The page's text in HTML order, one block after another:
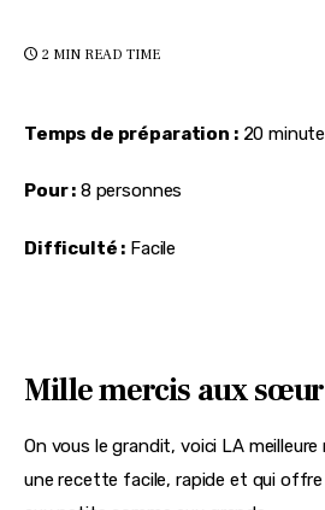
2 MIN READ TIME
Temps de préparation : 20
Pour : 8 personnes
Difficulté : Facile
Mille mercis aux
On vous le grandit, voici LA
une recette facile, rapide et qui offre